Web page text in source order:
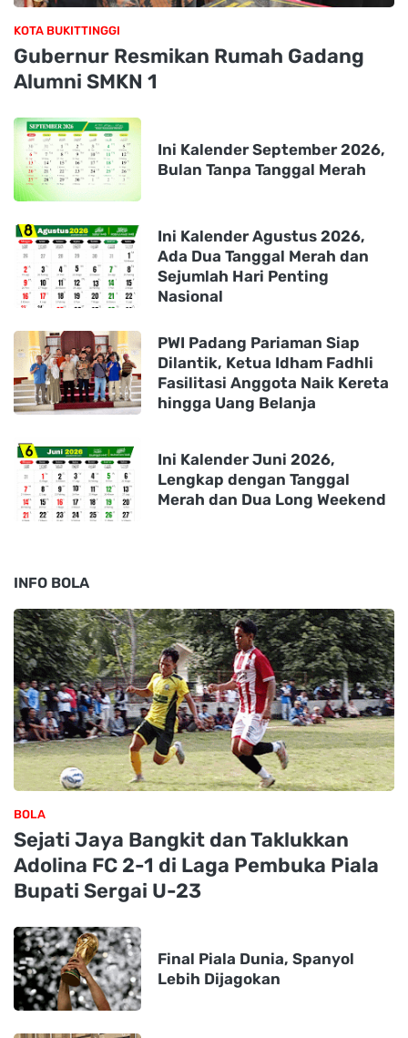
KOTA BUKITTINGGI
Gubernur Resmikan Rumah Gadang
Alumni SMKN 1
Ini Kalender September 2026,
Bulan Tanpa Tanggal Merah
Ini Kalender Agustus 2026,
Ada Dua Tanggal Merah dan
Sejumlah Hari Penting
Nasional
PWI Padang Pariaman Siap
Dilantik, Ketua Idham Fadhli
Fasilitasi Anggota Naik Kereta
hingga Uang Belanja
Ini Kalender Juni 2026,
Lengkap dengan Tanggal
Merah dan Dua Long Weekend
INFO BOLA
BOLA
Sejati Jaya Bangkit dan Taklukkan
Adolina FC 2-1 di Laga Pembuka Piala
Bupati Sergai U-23
Final Piala Dunia, Spanyol
Lebih Dijagokan